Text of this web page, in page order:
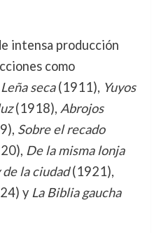
intensa producción
como
Leña seca(1911), Yuyos
(1918), Abrojos
Sobre el recado
De la misma lonja
la ciudad(1921),
y La Biblia gaucha